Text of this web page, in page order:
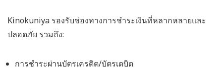
Kinokuniya รองรับช่องทางการชำระเงินที่หลากหลายและ
ปลอดภัย รวมถึง:
การชำระผ่านบัตรเครดิต/บัตรเดบิต